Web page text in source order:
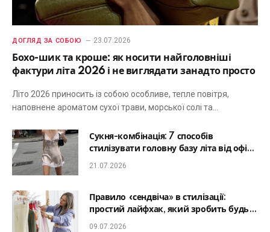
ДОГЛЯД ЗА СОБОЮ 23.07.2026
Бохо-шик та кроше: як носити найголовніші
фактури літа 2026 і не виглядати занадто просто
Літо 2026 приносить із собою особливе, тепле повітря,
наповнене ароматом сухої трави, морської солі та…
Сукня-комбінація: 7 способів
стилізувати головну базу літа від офісу
до романтичної вечері
21.07.2026
Правило «сендвіча» в стилізації:
простий лайфхак, який зробить будь-
який образ гармонійним
09.07.2026